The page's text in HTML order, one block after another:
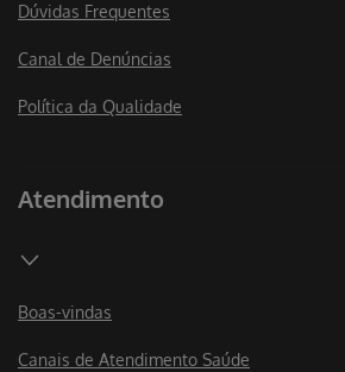
Dúvidas Frequentes
Canal de Denúncias
Política da Qualidade
Atendimento
Boas-vindas
Canais de Atendimento Saúde